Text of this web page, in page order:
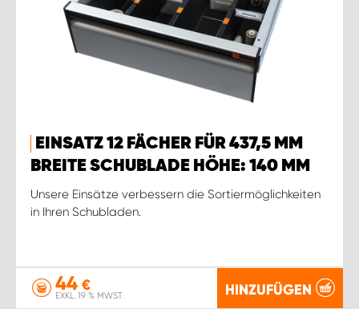
EINSATZ 12 FÄCHER FÜR 437,5 MM
BREITE SCHUBLADE HÖHE: 140 MM
Unsere Einsätze verbessern die Sortiermöglichkeiten
in Ihren Schubladen.
44 €
EXKL. 19 % MWST. HINZUFÜGEN